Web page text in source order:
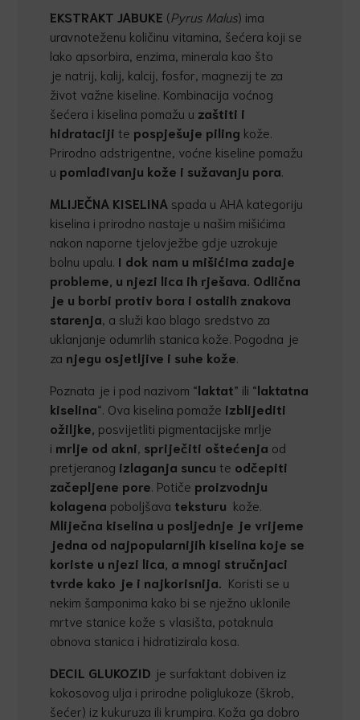
EKSTRAKT JABUKE (Pyrus Malus) ima
uravnoteženu količinu vitamina, šećera koji se
lako apsorbira, enzima, minerala kao što
je natrij, kalij, kalcij, fosfor, magnezij te za
život važne kiseline. Kombinacija voćnog
šećera i kiselina pomažu u zaštiti i
hidrataciji te pospješuje piling kože.
Prirodno adstrigentne, voćne kiseline pomažu
u pomlađivanju kože i sužavanju pora
MLIJEČNA KISELINA spada u AHA kategoriju
kiselina i prirodno nastaje u našim mišićima
nakon naporne tjelovježbe gdje uzrokuje
bolnu upalu. I dok nam u mišićima zadaje
probleme, u njezi lica ih rješava Odlična
je u borbi protiv bora i ostalih znakova
starenja , a služi kao blago sredstvo za
uklanjanje odumrlih stanica kože. Pogodna je
za njegu osjetljive i suhe kože
Poznata je i pod nazivom “laktat” ili “laktatna
kiselina“. Ova kiselina pomaže izblijediti
ožiljke, posvijetliti pigmentacijske mrlje
i mrlje od akni spriječiti oštećenja od
pretjeranog izlaganja suncu te odčepiti
začepljene pore . Potiče proizvodnju
kolagena poboljšava teksturu kože.
Mliječna kiselina u posljednje je vrijeme
jedna od najpopularnijih kiselina koje se
koriste u njezi lica, a mnogi stručnjaci
tvrde kako je i najkorisnija.
Koristi se u
nekim šamponima kako bi se nježno uklonile
mrtve stanice kože s vlasišta, potaknula
obnova stanica i hidratizirala kosa.
DECIL GLUKOZID je surfaktant dobiven iz
kokosovog ulja i prirodne poliglukoze (škrob,
šećer) iz kukuruza ili krumpira. Koža ga dobro